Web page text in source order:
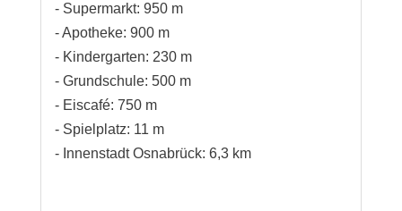
- Supermarkt: 950 m
- Apotheke: 900 m
- Kindergarten: 230 m
- Grundschule: 500 m
- Eiscafé: 750 m
- Spielplatz: 11 m
- Innenstadt Osnabrück: 6,3 km